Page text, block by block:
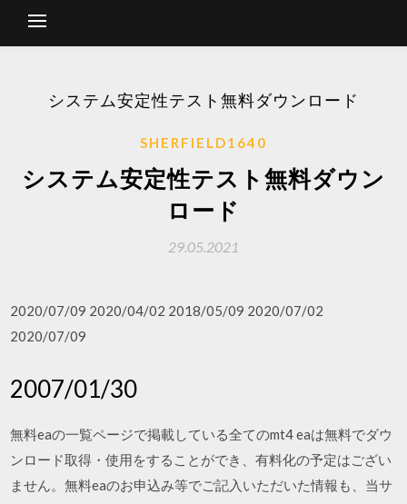
システム安定性テスト無料ダウンロード
SHERFIELD1640
システム安定性テスト無料ダウン
ロード
29.05.2021
2020/07/09 2020/04/02 2018/05/09 2020/07/02
2020/07/09
2007/01/30
無料eaの一覧ページで掲載している全てのmt4 eaは無料でダウ
ンロード取得・使用をすることができ、有料化の予定はござい
ません。無料eaのお申込み等でご記入いただいた情報も、当サ